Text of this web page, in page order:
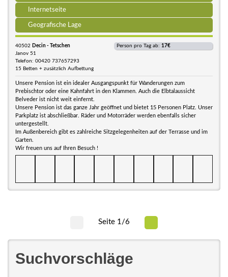
Internetseite
Geografische Lage
40502 Decin - Tetschen
Janov 51
Telefon: 00420 737657293
15 Betten + zusätzlich Aufbettung
Person pro Tag ab: 17€
Unsere Pension ist ein idealer Ausgangspunkt für Wanderungen zum
Prebischtor oder eine Kahnfahrt in den Klammen. Auch die Elbtalaussicht
Belveder ist nicht weit einfernt.
Unsere Pension ist das ganze Jahr geöffnet und bietet 15 Personen Platz. Unser
Parkplatz ist abschließbar. Räder und Motorräder werden ebenfalls sicher
untergestellt.
Im Außenbereich gibt es zahlreiche Sitzgelegenheiten auf der Terrasse und im
Garten.
Wir freuen uns auf Ihren Besuch !
Seite 1/6
Suchvorschläge